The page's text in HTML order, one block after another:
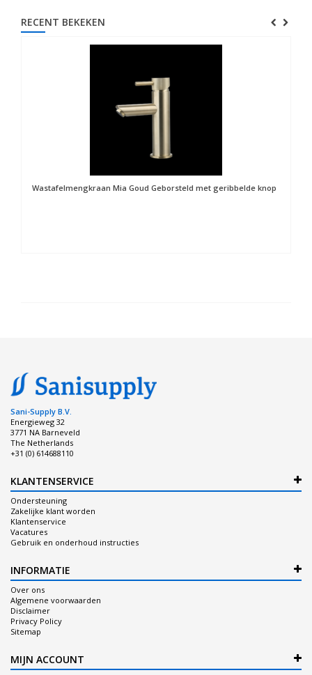
RECENT BEKEKEN
Wastafelmengkraan Mia Goud Geborsteld met geribbelde knop
Sani-Supply B.V.
Energieweg 32
3771 NA Barneveld
The Netherlands
+31 (0) 614688110
KLANTENSERVICE
Ondersteuning
Zakelijke klant worden
Klantenservice
Vacatures
Gebruik en onderhoud instructies
INFORMATIE
Over ons
Algemene voorwaarden
Disclaimer
Privacy Policy
Sitemap
MIJN ACCOUNT